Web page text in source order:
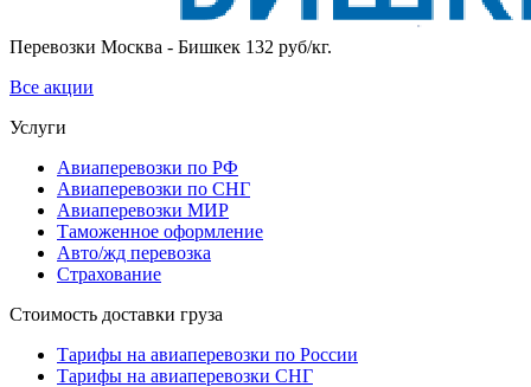
Перевозки Москва - Бишкек 132 руб/кг.
Все акции
Услуги
Авиаперевозки по РФ
Авиаперевозки по СНГ
Авиаперевозки МИР
Таможенное оформление
Авто/жд перевозка
Страхование
Стоимость доставки груза
Тарифы на авиаперевозки по России
Тарифы на авиаперевозки СНГ